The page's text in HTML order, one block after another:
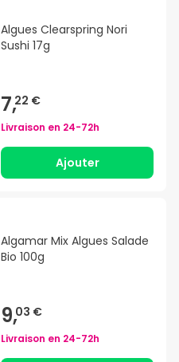
Algues Clearspring Nori
Sushi 17g
7,22 €
Livraison en 24-72h
Ajouter
Algamar Mix Algues Salade
Bio 100g
9,03 €
Livraison en 24-72h